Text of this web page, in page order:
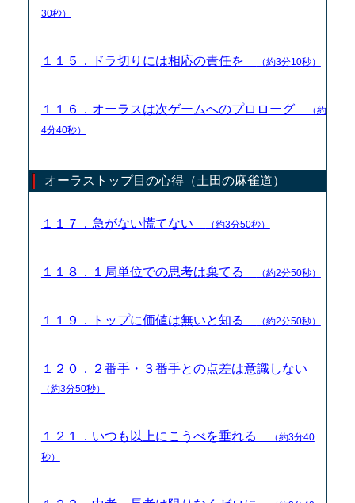
30秒）
１１５．ドラ切りには相応の責任を （約3分10秒）
１１６．オーラスは次ゲームへのプロローグ
（約
4分40秒）
オーラストップ目の心得（土田の麻雀道）
１１７．急がない慌てない （約3分50秒）
１１８．１局単位での思考は棄てる （約2分50秒）
１１９．トップに価値は無いと知る （約2分50秒）
１２０．２番手・３番手との点差は意識しない
（約3分50秒）
１２１．いつも以上にこうべを垂れる
（約3分40
秒）